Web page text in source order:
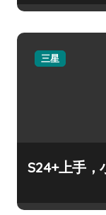
三星
S24+上手，